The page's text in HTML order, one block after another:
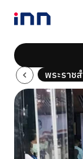
NEWS
LIFESTYLE
HOROSCOPE
LOTTERY
VIDEO
ร่วมด้วยช่วยกัน
Tech พระราช